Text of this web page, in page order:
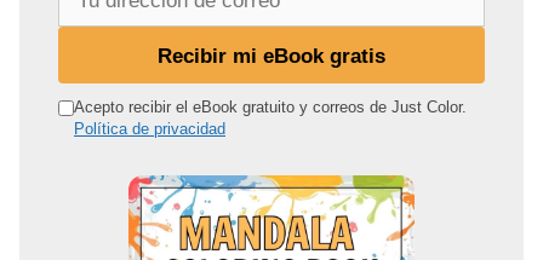
r
Recibir mi eBook gratis
Acepto recibir el eBook gratuito y correos de Just Color.
Política de privacidad